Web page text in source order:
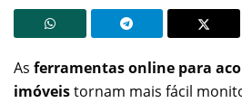
As ferramentas online para
imóveistornam mais fácil